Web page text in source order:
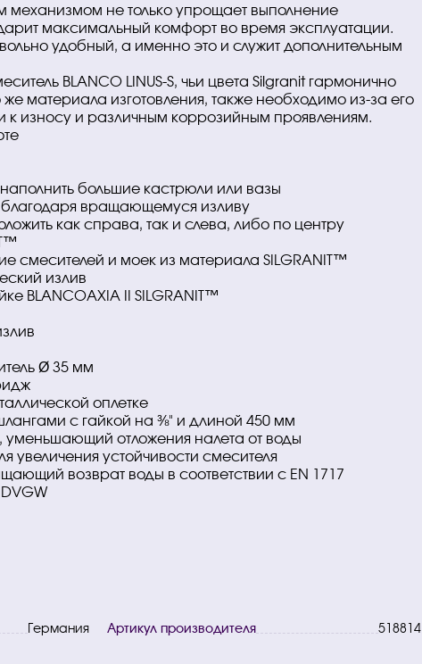
механизмом не только упрощает выполнение
максимальный комфорт во время эксплуатации.
удобный, а именно это и служит дополнительным
BLANCO LINUS-S, чьи цвета Silgranit гармонично
материала изготовления, также необходимо из-за его
к износу и различным коррозийным проявлениям.
большие кастрюли или вазы
вращающемуся изливу
как справа, так и слева, либо по центру
смесителей и моек из материала SILGRANIT™
излив
BLANCOAXIA II SILGRANIT™
Ø 35 мм
оплетке
с гайкой на ⅜" и длиной 450 мм
уменьшающий отложения налета от воды
устойчивости смесителя
возврат воды в соответствии с EN 1717
Германия Артикул производителя 518814